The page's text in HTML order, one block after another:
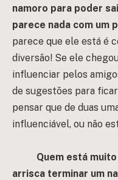
namoro para poder
parece nada com um
parece que ele está é
diversão! Se ele
influenciar pelos
de sugestões para
pensar que de duas
influenciável, ou não
Quem está
arrisca terminar um